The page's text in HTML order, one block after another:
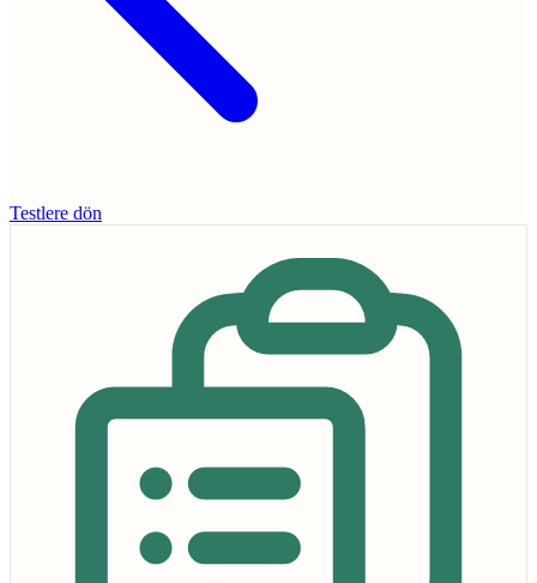
Testlere dön